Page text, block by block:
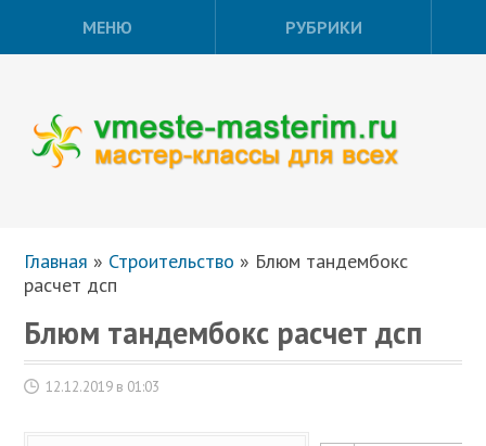
МЕНЮ РУБРИКИ
Главная » Строительство » Блюм тандембокс
расчет дсп
Блюм тандембокс расчет дсп
12.12.2019 в 01:03